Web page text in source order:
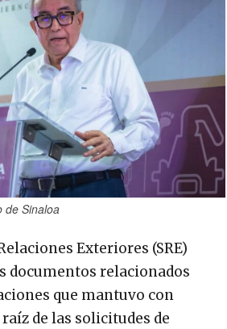
de Sinaloa
Exteriores (SRE)
documentos relacionados
que mantuvo con
de las solicitudes de